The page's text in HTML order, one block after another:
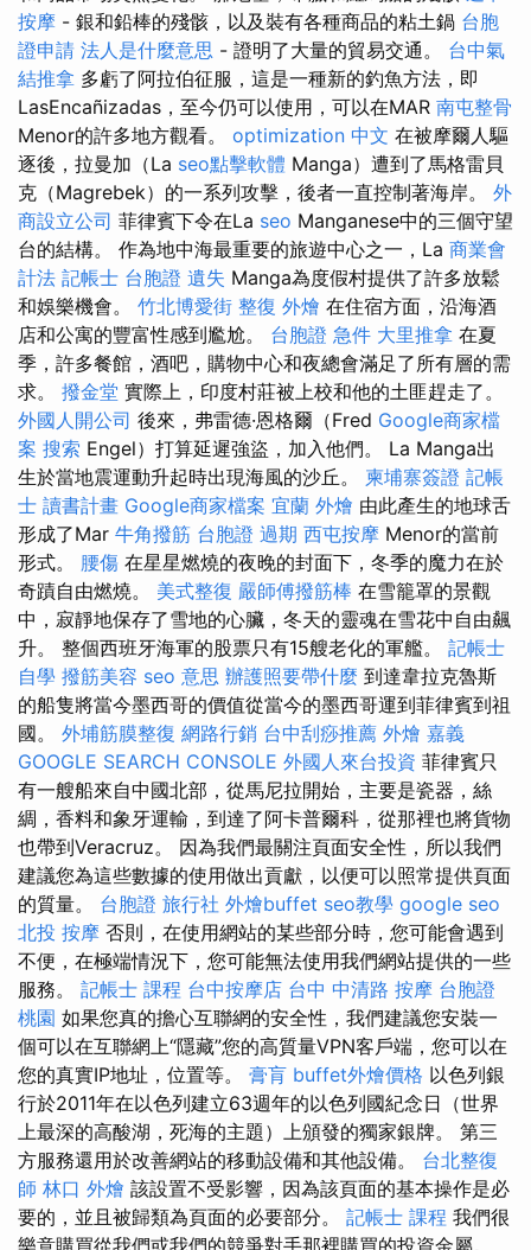
按摩 - 銀和鉛棒的殘骸，以及裝有各種商品的粘土鍋 台胞
證申請 法人是什麼意思 - 證明了大量的貿易交通。 台中氣
結推拿 多虧了阿拉伯征服，這是一種新的釣魚方法，即
LasEncañizadas，至今仍可以使用，可以在MAR 南屯整骨
Menor的許多地方觀看。 optimization 中文 在被摩爾人驅
逐後，拉曼加（La seo點擊軟體 Manga）遭到了馬格雷貝
克（Magrebek）的一系列攻擊，後者一​​直控制著海岸。 外
商設立公司 菲律賓下令在La seo Manganese中的三個守望
台的結構。 作為地中海最重要的旅遊中心之一，La 商業會
計法 記帳士 台胞證 遺失 Manga為度假村提供了許多放鬆
和娛樂機會。 竹北博愛街 整復 外燴 在住宿方面，沿海酒
店和公寓的豐富性感到尷尬。 台胞證 急件 大里推拿 在夏
季，許多餐館，酒吧，購物中心和夜總會滿足了所有層的需
求。 撥金堂 實際上，印度村莊被上校和他的土匪趕走了。
外國人開公司 後來，弗雷德·恩格爾（Fred Google商家檔
案 搜索 Engel）打算延遲強盜，加入他們。 La Manga出
生於當地震運動升起時出現海風的沙丘。 柬埔寨簽證 記帳
士 讀書計畫 Google商家檔案 宜蘭 外燴 由此產生的地球舌
形成了Mar 牛角撥筋 台胞證 過期 西屯按摩 Menor的當前
形式。 腰傷 在星星燃燒的夜晚的封面下，冬季的魔力在於
奇蹟自由燃燒。 美式整復 嚴師傅撥筋棒 在雪籠罩的景觀
中，寂靜地保存了雪地的心臟，冬天的靈魂在雪花中自由飆
升。 整個西班牙海軍的股票只有15艘老化的軍艦。 記帳士
自學 撥筋美容 seo 意思 辦護照要帶什麼 到達韋拉克魯斯
的船隻將當今墨西哥的價值從當今的墨西哥運到菲律賓到祖
國。 外埔筋膜整復 網路行銷 台中刮痧推薦 外燴 嘉義
GOOGLE SEARCH CONSOLE 外國人來台投資 菲律賓只
有一艘船來自中國北部，從馬尼拉開始，主要是瓷器，絲
綢，香料和象牙運輸，到達了阿卡普爾科，從那裡也將貨物
也帶到Veracruz。 因為我們最關注頁面安全性，所以我們
建議您為這些數據的使用做出貢獻，以便可以照常提供頁面
的質量。 台胞證 旅行社 外燴buffet seo教學 google seo
北投 按摩 否則，在使用網站的某些部分時，您可能會遇到
不便，在極端情況下，您可能無法使用我們網站提供的一些
服務。 記帳士 課程 台中按摩店 台中 中清路 按摩 台胞證
桃園 如果您真的擔心互聯網的安全性，我們建議您安裝一
個可以在互聯網上“隱藏”您的高質量VPN客戶端，您可以在
您的真實IP地址，位置等。 膏肓 buffet外燴價格 以色列銀
行於2011年在以色列建立63週年的以色列國紀念日（世界
上最深的高酸湖，死海的主題）上頒發的獨家銀牌。 第三
方服務還用於改善網站的移動設備和其他設備。 台北整復
師 林口 外燴 該設置不受影響，因為該頁面的基本操作是必
要的，並且被歸類為頁面的必要部分。 記帳士 課程 我們很
樂意購買從我們或我們的競爭對手那裡購買的投資金屬。